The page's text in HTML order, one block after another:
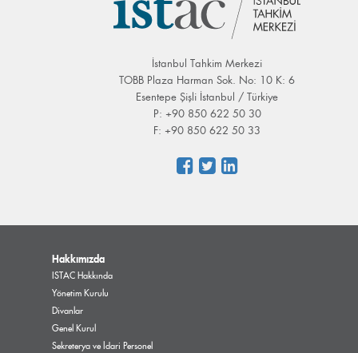
İstanbul Tahkim Merkezi
TOBB Plaza Harman Sok. No: 10 K: 6
Esentepe Şişli İstanbul / Türkiye
P: +90 850 622 50 30
F: +90 850 622 50 33
Hakkımızda
ISTAC Hakkında
Yönetim Kurulu
Divanlar
Genel Kurul
Sekreterya ve İdari Personel